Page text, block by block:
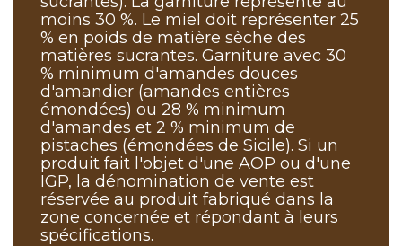
moins 30 %. Le miel doit représenter 25
% en poids de matière sèche des
matières sucrantes. Garniture avec 30
% minimum d'amandes douces
d'amandier (amandes entières
émondées) ou 28 % minimum
d'amandes et 2 % minimum de
pistaches (émondées de Sicile). Si un
produit fait l'objet d'une AOP ou d'une
IGP, la dénomination de vente est
réservée au produit fabriqué dans la
zone concernée et répondant à leurs
spécifications.